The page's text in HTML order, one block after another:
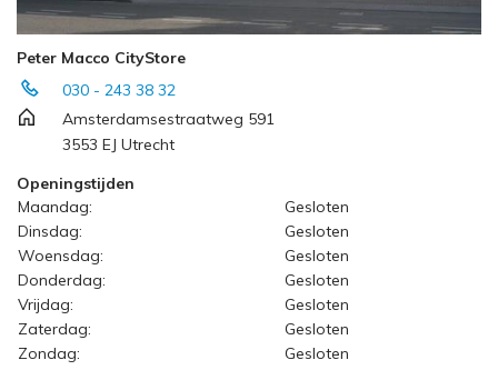
Peter Macco CityStore
030 - 243 38 32
Amsterdamsestraatweg 591
3553 EJ Utrecht
Openingstijden
Maandag:
Gesloten
Dinsdag:
Gesloten
Woensdag:
Gesloten
Donderdag:
Gesloten
Vrijdag:
Gesloten
Zaterdag:
Gesloten
Zondag:
Gesloten